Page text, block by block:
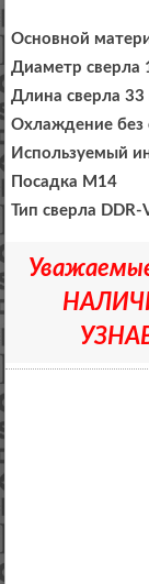
Основной
Диаметр сверла
Длина сверла
Охлаждение без
Используемый
Посадка M14
Тип сверла DDR-